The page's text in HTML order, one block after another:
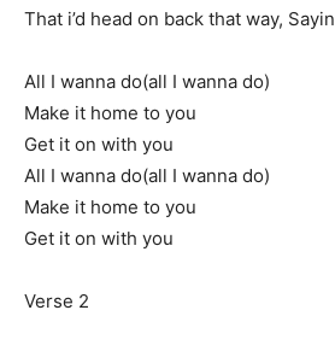
That i’d head on back that way, Sayin
All I wanna do(all I wanna do)
Make it home to you
Get it on with you
All I wanna do(all I wanna do)
Make it home to you
Get it on with you
Verse 2